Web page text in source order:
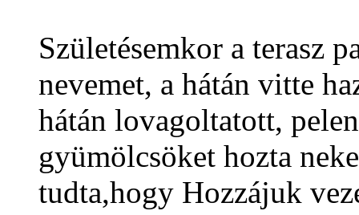
Születésemkor a terasz
nevemet, a hátán vitte
hátán lovagoltatott,
gyümölcsöket hozta
tudta,hogy Hozzájuk